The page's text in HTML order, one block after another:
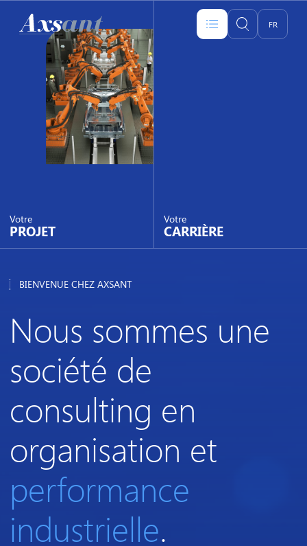
RECHERCHER
FR
Votre
PROJET
Votre
CARRIÈRE
BIENVENUE CHEZ AXSANT
Nous sommes une
société de
consulting en
organisation et
performance
industrielle.